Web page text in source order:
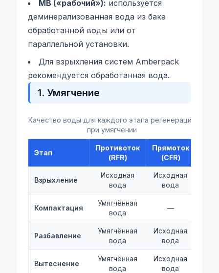
MB («рабочий»): используется
деминерализованная вода из бака
обработанной воды или от
параллельной установки.
Для взрыхления систем Amberpack
рекомендуется обработанная вода.
1. Умягчение
Качество воды для каждого этапа регенерации
при умягчении
Этап
Противоток
(RFR)
Прямоток
(CFR)
Взрыхление
Исходная
вода
Исходная
вода
Компактация
Умягчённая
вода
—
Разбавление
Умягчённая
вода
Исходная
вода
Вытеснение
Умягчённая
вода
Исходная
вода